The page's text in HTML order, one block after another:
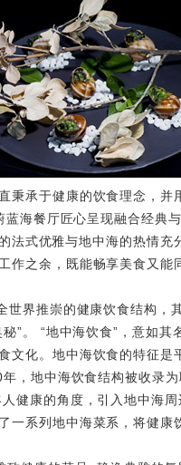
秉承于健康的饮食理念，并
海餐厅匠心呈现融合经典
法式优雅与地中海的热情充
作之余，既能畅享美食又能
世界推崇的健康饮食结构，
”。 “地中海饮食”，意如其
文化。地中海饮食的特征是
，地中海饮食结构被收录
健康的角度，引入地中海
一系列地中海菜系，将健康